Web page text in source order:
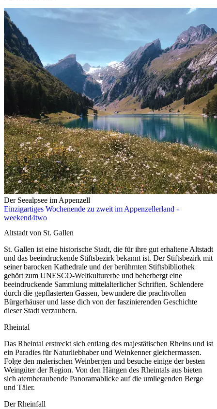
Der Seealpsee im Appenzell
Einzigartiges Wochenende zu zweit im Appenzellerland -
weekend4two
Altstadt von St. Gallen
St. Gallen ist eine historische Stadt, die für ihre gut erhaltene Altstadt
und das beeindruckende Stiftsbezirk bekannt ist. Der Stiftsbezirk mit
seiner barocken Kathedrale und der berühmten Stiftsbibliothek
gehört zum UNESCO-Weltkulturerbe und beherbergt eine
beeindruckende Sammlung mittelalterlicher Schriften. Schlendere
durch die gepflasterten Gassen, bewundere die prachtvollen
Bürgerhäuser und lasse dich von der faszinierenden Geschichte
dieser Stadt verzaubern.
Rheintal
Das Rheintal erstreckt sich entlang des majestätischen Rheins und ist
ein Paradies für Naturliebhaber und Weinkenner gleichermassen.
Folge den malerischen Weinbergen und besuche einige der besten
Weingüter der Region. Von den Hängen des Rheintals aus bieten
sich atemberaubende Panoramablicke auf die umliegenden Berge
und Täler.
Der Rheinfall